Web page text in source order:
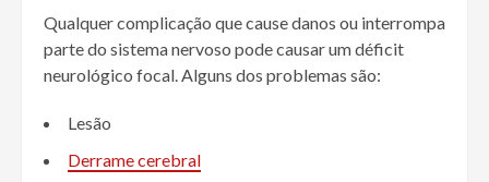
Qualquer complicação que cause danos ou interrompa
parte do sistema nervoso pode causar um déficit
neurológico focal. Alguns dos problemas são:
Lesão
Derrame cerebral